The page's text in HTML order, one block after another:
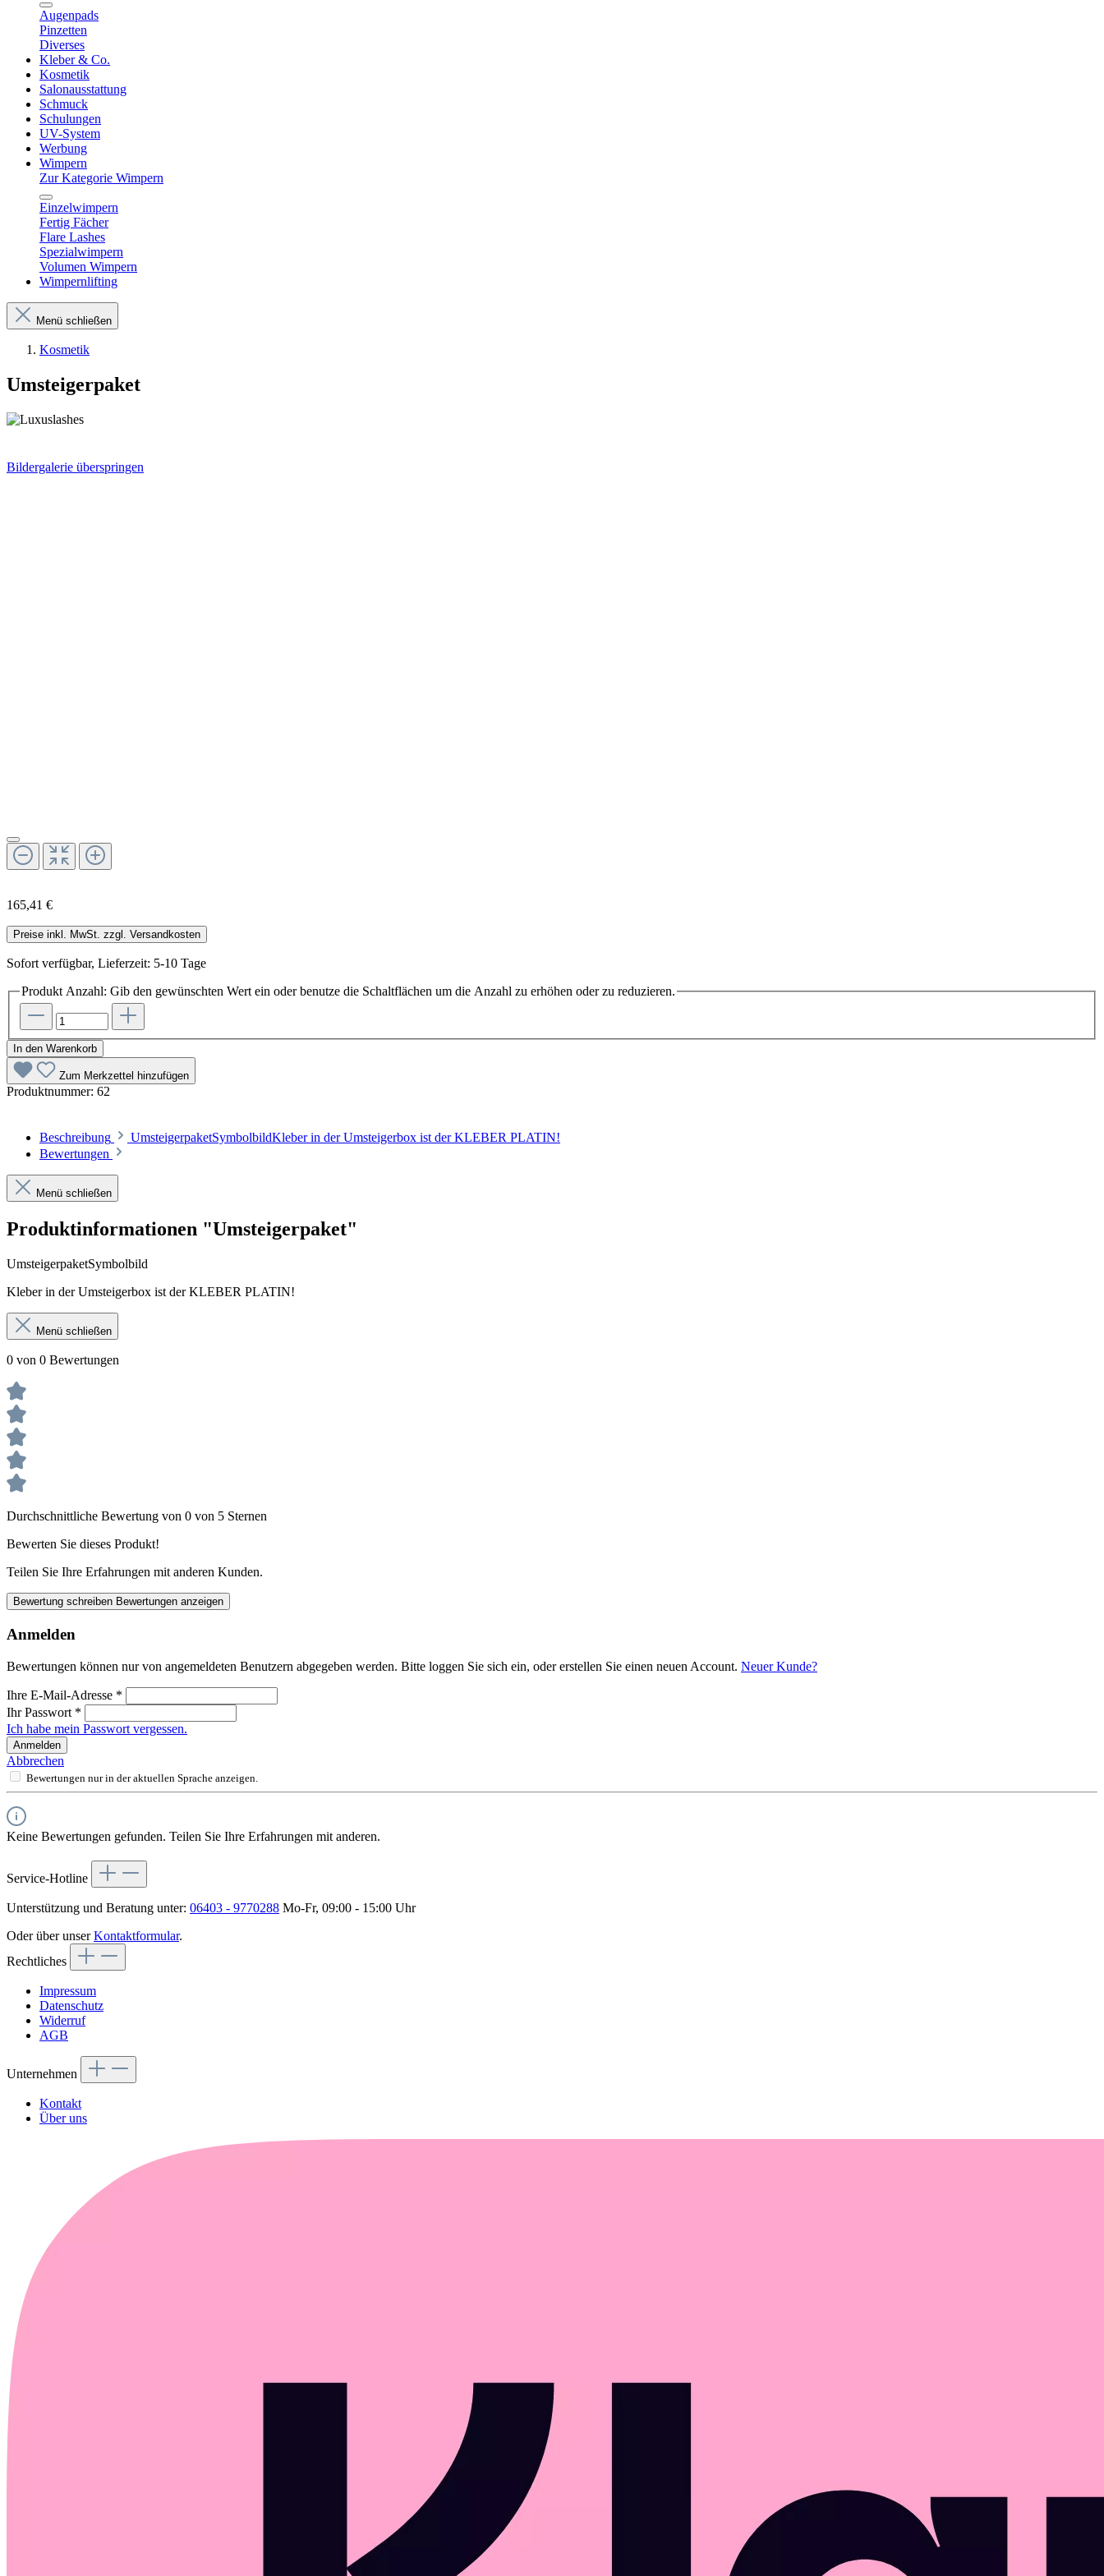
Augenpads
Pinzetten
Diverses
Kleber & Co.
Kosmetik
Salonausstattung
Schmuck
Schulungen
UV-System
Werbung
Wimpern
Zur Kategorie Wimpern
Einzelwimpern
Fertig Fächer
Flare Lashes
Spezialwimpern
Volumen Wimpern
Wimpernlifting
Menü schließen
Kosmetik
Umsteigerpaket
Bildergalerie überspringen
165,41 €
Preise inkl. MwSt. zzgl. Versandkosten
Sofort verfügbar, Lieferzeit: 5-10 Tage
Produkt Anzahl: Gib den gewünschten Wert ein oder benutze die Schaltflächen um die Anzahl zu erhöhen oder zu reduzieren.
In den Warenkorb
Zum Merkzettel hinzufügen
Produktnummer: 62
Beschreibung
UmsteigerpaketSymbolbildKleber in der Umsteigerbox ist der KLEBER PLATIN!
Bewertungen
Menü schließen
Produktinformationen "Umsteigerpaket"
UmsteigerpaketSymbolbild
Kleber in der Umsteigerbox ist der KLEBER PLATIN!
Menü schließen
0 von 0 Bewertungen
Durchschnittliche Bewertung von 0 von 5 Sternen
Bewerten Sie dieses Produkt!
Teilen Sie Ihre Erfahrungen mit anderen Kunden.
Bewertung schreiben Bewertungen anzeigen
Anmelden
Bewertungen können nur von angemeldeten Benutzern abgegeben werden. Bitte loggen Sie sich ein, oder erstellen Sie einen neuen Account. Neuer Kunde?
Ihre E-Mail-Adresse *
Ihr Passwort *
Ich habe mein Passwort vergessen.
Anmelden
Abbrechen
Bewertungen nur in der aktuellen Sprache anzeigen.
Keine Bewertungen gefunden. Teilen Sie Ihre Erfahrungen mit anderen.
Service-Hotline
Unterstützung und Beratung unter: 06403 - 9770288 Mo-Fr, 09:00 - 15:00 Uhr
Oder über unserKontaktformular.
Rechtliches
Impressum
Datenschutz
Widerruf
AGB
Unternehmen
Kontakt
Über uns